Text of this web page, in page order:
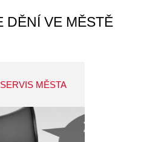
DĚNÍ VE MĚSTĚ
MĚSTA